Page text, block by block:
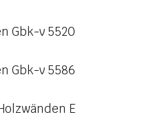
Gbk-v 5520
Gbk-v 5586
E